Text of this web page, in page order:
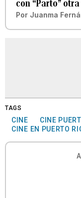
con “Parto”
Por Juanma
TAGS
CINE
CINE
CINE EN PUERTO